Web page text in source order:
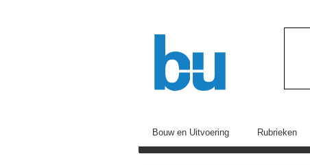
Bouw en Uitvoering Rubrieken